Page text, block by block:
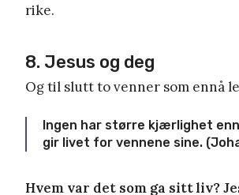
rike.
8. Jesus og deg
Og til slutt to venner som ennå
Ingen har større kjærlighet
gir livet for vennene sine.
Hvem var det som ga sitt liv?